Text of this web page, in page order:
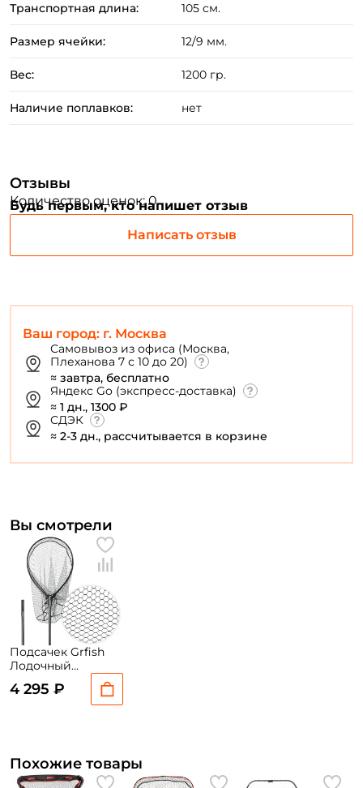
Ваш город: г. Москва
Самовывоз из офиса (Москва,
Плеханова 7 с 10 до 20)
≈ завтра, бесплатно
Яндекс Go (экспресс-доставка)
≈ 1 дн., 1300 ₽
СДЭК
≈ 2-3 дн., рассчитывается в корзине
Транспортная длина: 105 см.
Размер ячейки: 12/9 мм.
Вес: 1200 гр.
Наличие поплавков: нет
Отзывы
Количество оценок: 0
Будь первым, кто напишет отзыв
Написать отзыв
Вы смотрели
Подсачек Grfish
Лодочный
4 295 ₽
Похожие товары
Email: *
Придумайте пароль: *
Повторите пароль: *
персональных данных
Создать аккаунт
У меня уже есть аккаунт